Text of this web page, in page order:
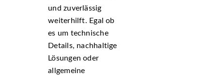
und zuverlässig
weiterhilft. Egal ob
es um technische
Details, nachhaltige
Lösungen oder
allgemeine